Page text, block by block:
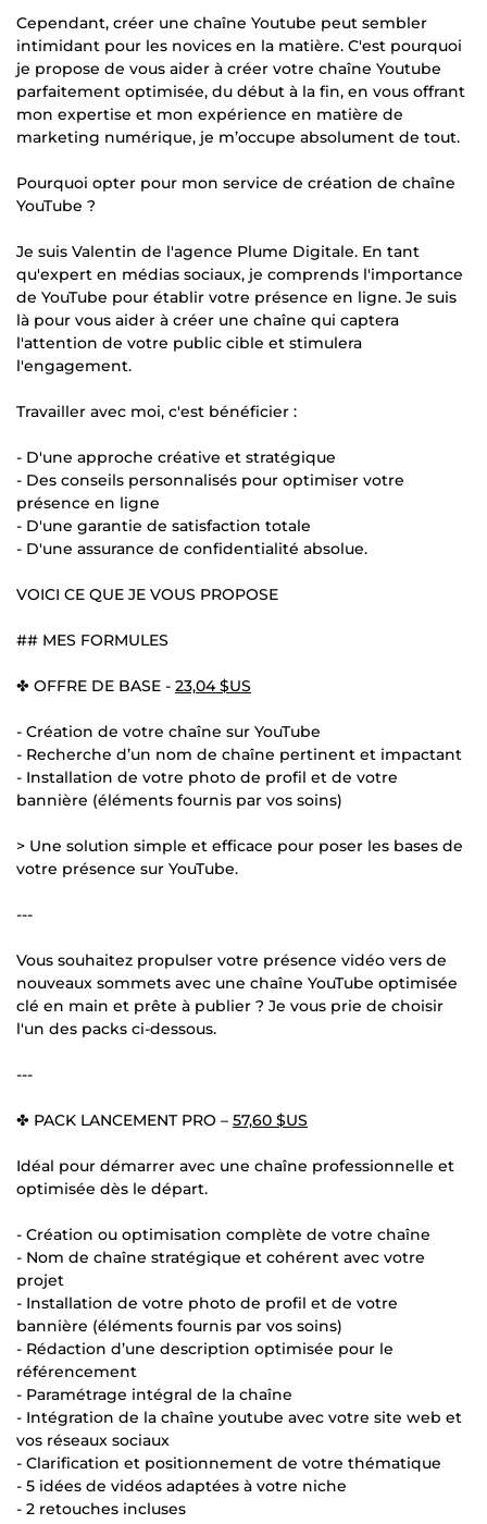
Cependant, créer une chaîne Youtube peut sembler
intimidant pour les novices en la matière. C'est pourquoi
je propose de vous aider à créer votre chaîne Youtube
parfaitement optimisée, du début à la fin, en vous offrant
mon expertise et mon expérience en matière de
marketing numérique, je m’occupe absolument de tout.
Pourquoi opter pour mon service de création de chaîne
YouTube ?
Je suis Valentin de l'agence Plume Digitale. En tant
qu'expert en médias sociaux, je comprends l'importance
de YouTube pour établir votre présence en ligne. Je suis
là pour vous aider à créer une chaîne qui captera
l'attention de votre public cible et stimulera
l'engagement.
Travailler avec moi, c'est bénéficier :
- D'une approche créative et stratégique
- Des conseils personnalisés pour optimiser votre
présence en ligne
- D'une garantie de satisfaction totale
- D'une assurance de confidentialité absolue.
VOICI CE QUE JE VOUS PROPOSE
## MES FORMULES
✤ OFFRE DE BASE - 23,04 $US
- Création de votre chaîne sur YouTube
- Recherche d’un nom de chaîne pertinent et impactant
- Installation de votre photo de profil et de votre
bannière (éléments fournis par vos soins)
> Une solution simple et efficace pour poser les bases de
votre présence sur YouTube.
---
Vous souhaitez propulser votre présence vidéo vers de
nouveaux sommets avec une chaîne YouTube optimisée
clé en main et prête à publier ? Je vous prie de choisir
l'un des packs ci-dessous.
---
✤ PACK LANCEMENT PRO – 57,60 $US
Idéal pour démarrer avec une chaîne professionnelle et
optimisée dès le départ.
- Création ou optimisation complète de votre chaîne
- Nom de chaîne stratégique et cohérent avec votre
projet
- Installation de votre photo de profil et de votre
bannière (éléments fournis par vos soins)
- Rédaction d’une description optimisée pour le
référencement
- Paramétrage intégral de la chaîne
- Intégration de la chaîne youtube avec votre site web et
vos réseaux sociaux
- Clarification et positionnement de votre thématique
- 5 idées de vidéos adaptées à votre niche
- 2 retouches incluses